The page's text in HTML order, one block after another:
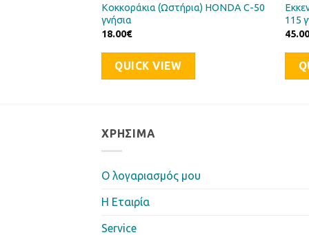
Κοκκοράκια (Ωστήρια) HONDA C-50
γνήσια
18.00€
QUICK VIEW
115
ΧΡΉΣΙΜΑ
Ο λογαριασμός μου
Η Eταιρία
Service